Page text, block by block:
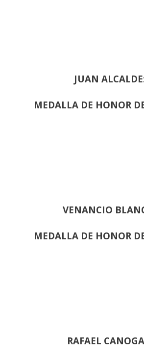
JUAN
MEDALLA DE HONOR
VENANCIO
MEDALLA DE HONOR
RAFAEL